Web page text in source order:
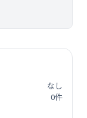
なし
0件